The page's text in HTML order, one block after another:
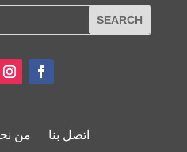
من اتصل بنا